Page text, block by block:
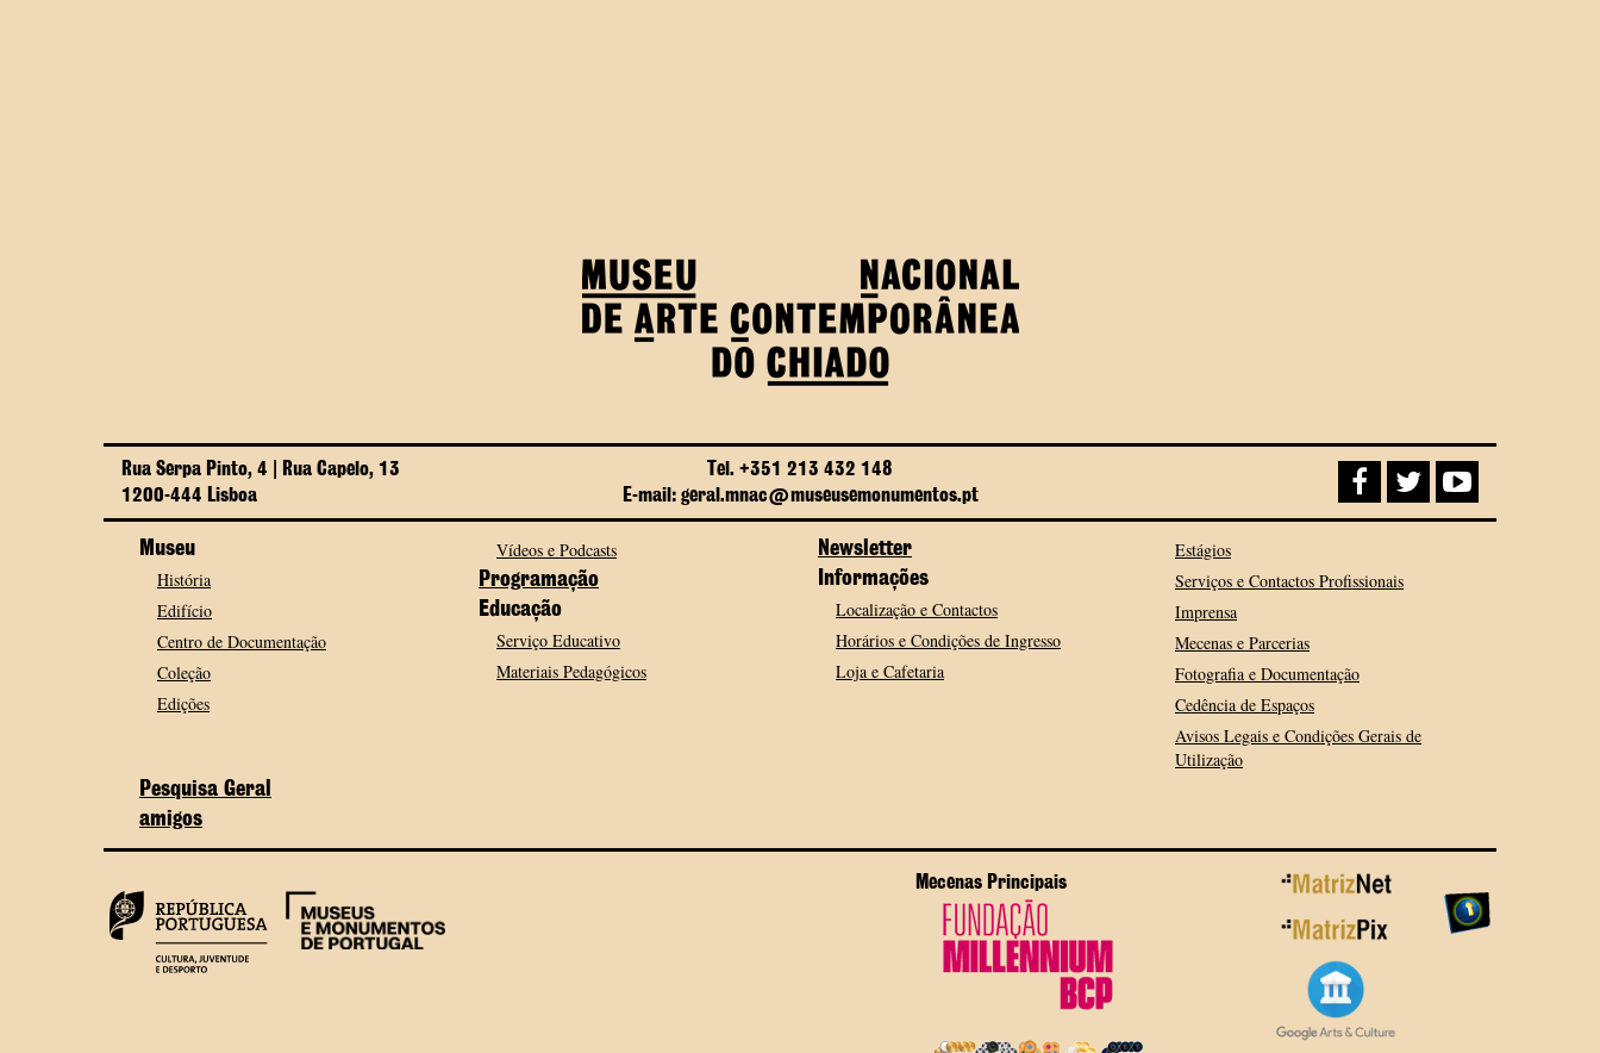
Rua Serpa Pinto, 4 | Rua Capelo, 13
1200-444 Lisboa
Tel. +351 213 432 148
E-mail: geral.mnac@museusemonumentos.pt
Museu
História
Edifício
Centro de Documentação
Coleção
Edições
Vídeos e Podcasts
Programação
Educação
Serviço Educativo
Materiais Pedagógicos
Newsletter
Informações
Localização e Contactos
Horários e Condições de Ingresso
Loja e Cafetaria
Estágios
Serviços e Contactos Profissionais
Imprensa
Mecenas e Parcerias
Fotografia e Documentação
Cedência de Espaços
Avisos Legais e Condições Gerais de
Utilização
Pesquisa Geral
amigos
Mecenas Principais